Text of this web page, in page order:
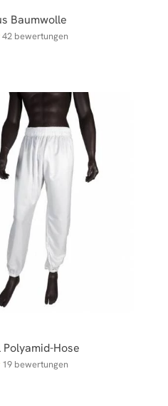
Baumwolle
42 bewertungen
Hose
19 bewertungen